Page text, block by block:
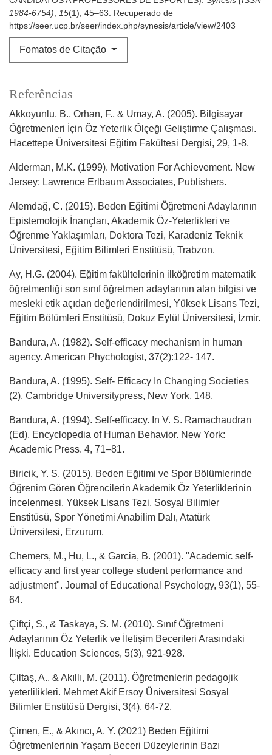
1984-6754), 15(1), 45–63. Recuperado de
https://seer.ucp.br/seer/index.php/synesis/article/view/2403
Fomatos de Citação
Referências
Akkoyunlu, B., Orhan, F., & Umay, A. (2005). Bilgisayar
Öğretmenleri İçin Öz Yeterlik Ölçeği Geliştirme Çalışması.
Hacettepe Üniversitesi Eğitim Fakültesi Dergisi, 29, 1-8.
Alderman, M.K. (1999). Motivation For Achievement. New
Jersey: Lawrence Erlbaum Associates, Publishers.
Alemdağ, C. (2015). Beden Eğitimi Öğretmeni Adaylarının
Epistemolojik İnançları, Akademik Öz-Yeterlikleri ve
Öğrenme Yaklaşımları, Doktora Tezi, Karadeniz Teknik
Üniversitesi, Eğitim Bilimleri Enstitüsü, Trabzon.
Ay, H.G. (2004). Eğitim fakültelerinin ilköğretim matematik
öğretmenliği son sınıf öğretmen adaylarının alan bilgisi ve
mesleki etik açıdan değerlendirilmesi, Yüksek Lisans Tezi,
Eğitim Bölümleri Enstitüsü, Dokuz Eylül Üniversitesi, İzmir.
Bandura, A. (1982). Self-efficacy mechanism in human
agency. American Phychologist, 37(2):122- 147.
Bandura, A. (1995). Self- Efficacy In Changing Societies
(2), Cambridge Universitypress, New York, 148.
Bandura, A. (1994). Self-efficacy. In V. S. Ramachaudran
(Ed), Encyclopedia of Human Behavior. New York:
Academic Press. 4, 71–81.
Biricik, Y. S. (2015). Beden Eğitimi ve Spor Bölümlerinde
Öğrenim Gören Öğrencilerin Akademik Öz Yeterliklerinin
İncelenmesi, Yüksek Lisans Tezi, Sosyal Bilimler
Enstitüsü, Spor Yönetimi Anabilim Dalı, Atatürk
Üniversitesi, Erzurum.
Chemers, M., Hu, L., & Garcia, B. (2001). "Academic self-
efficacy and first year college student performance and
adjustment". Journal of Educational Psychology, 93(1), 55-
64.
Çiftçi, S., & Taskaya, S. M. (2010). Sınıf Öğretmeni
Adaylarının Öz Yeterlik ve İletişim Becerileri Arasındaki
İlişki. Education Sciences, 5(3), 921-928.
Çiltaş, A., & Akıllı, M. (2011). Öğretmenlerin pedagojik
yeterlilikleri. Mehmet Akif Ersoy Üniversitesi Sosyal
Bilimler Enstitüsü Dergisi, 3(4), 64-72.
Çimen, E., & Akıncı, A. Y. (2021) Beden Eğitimi
Öğretmenlerinin Yaşam Beceri Düzeylerinin Bazı